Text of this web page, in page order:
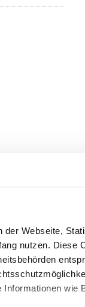
Webseite,
nutzen.